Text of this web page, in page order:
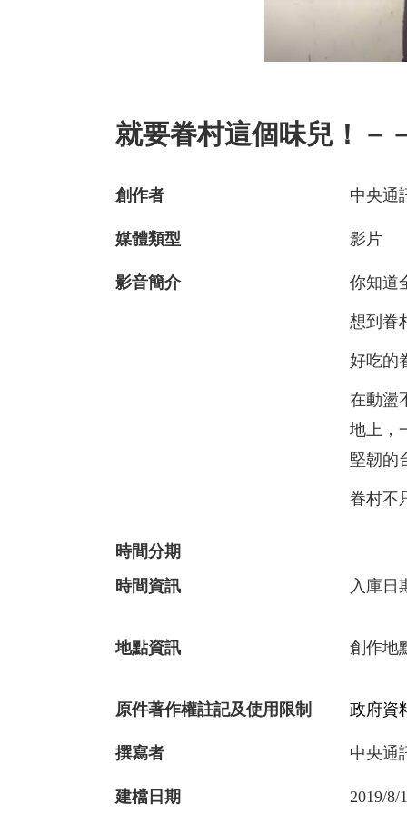
就要眷村這個味兒！－
創作者 中央通
媒體類型 影片
影音簡介 你知道
想到眷
好吃的
在動盪
地上，
堅韌的
眷村不
時間分期
時間資訊
入庫日
地點資訊 創作地
原件著作權註記及使用限制 政府資
撰寫者 中央通
建檔日期 2019/8/